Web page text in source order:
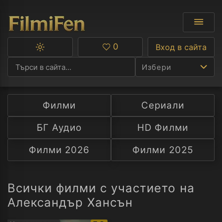
Избери
Ф
С
А
Превключване
тъмна
тема
Любими
0 Вход в сайта
Филми
Сериали
БГ Аудио
HD Филми
Филми 2026
Филми 2025
Всички филми с участието на
Александър Хансън